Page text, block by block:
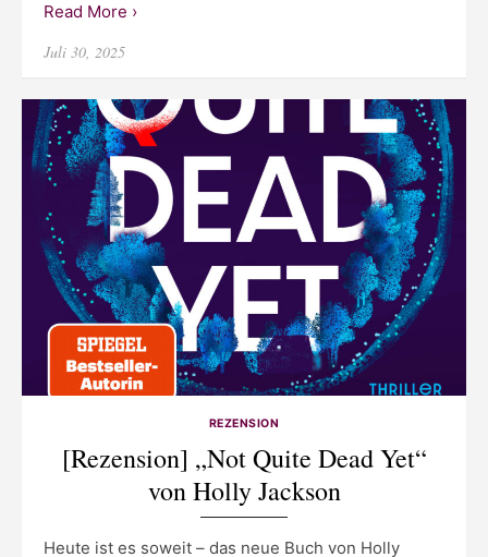
Read More ›
Posted
Juli 30, 2025
REZENSION
[Rezension] „Not Quite Dead Yet“
von Holly Jackson
Heute ist es soweit – das neue Buch von Holly